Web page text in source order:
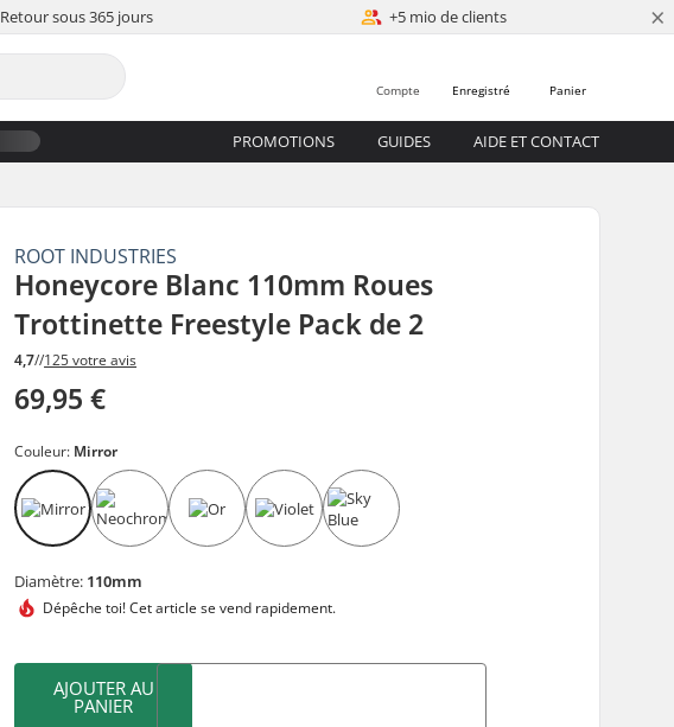
Retour sous 365 jours +5 mio de clients ×
Panier
Enregistré
Compte
PROMOTIONS GUIDES AIDE ET CONTACT
ROOT INDUSTRIES
Honeycore Blanc 110mm Roues
Trottinette Freestyle Pack de 2
4,7//125 votre avis
69,95 €
Couleur: Mirror
Diamètre: 110mm
Dépêche toi! Cet article sevend rapidement.
AJOUTER AU
PANIER